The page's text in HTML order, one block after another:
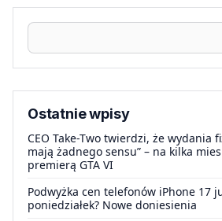
Ostatnie wpisy
CEO Take-Two twierdzi, że wydania
mają żadnego sensu” – na kilka
premierą GTA VI
Podwyżka cen telefonów iPhone 17
poniedziałek? Nowe doniesienia